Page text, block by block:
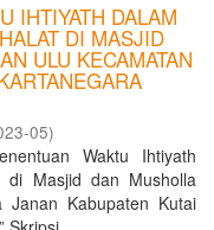
IHTIYATH DALAM
DI MASJID
ULU KECAMATAN
05)
Waktu Ihtiyath
di Masjid dan Musholla
Kabupaten Kutai